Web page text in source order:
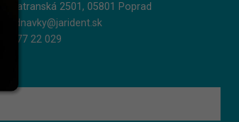
Podtatranská 2501, 05801 Poprad
objednavky@jarident.sk
052/77 22 029